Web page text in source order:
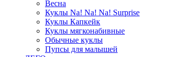
Весна
Куклы Na! Na! Na! Surprise
Куклы Капкейк
Куклы мягконабивные
Обычные куклы
Пупсы для малышей